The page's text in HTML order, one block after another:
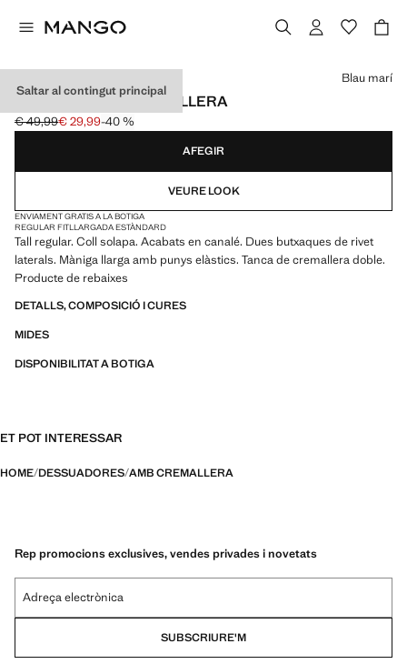
Saltar al contingut principal
DESSUADORA CREMALLERA
Preu inicial ratllat [€ 49,99 ]
€ 49,99
Preu actual [€ 29,99 ]
€ 29,99-40 %
Selecciona un color
Blau marí
AFEGIR
VEURE LOOK
ENVIAMENT GRATIS A LA BOTIGA
REGULAR FITLLARGADA ESTÀNDARD
Tall regular. Coll solapa. Acabats en canalé. Dues butxaques de rivet
laterals. Màniga llarga amb punys elàstics. Tanca de cremallera doble.
Producte de rebaixes
DETALLS, COMPOSICIÓ I CURES
MIDES
DISPONIBILITAT A BOTIGA
ET POT INTERESSAR
HOME DESSUADORES AMB CREMALLERA
Rep promocions exclusives, vendes privades i novetats
Adreça electrònica
SUBSCRIURE'M